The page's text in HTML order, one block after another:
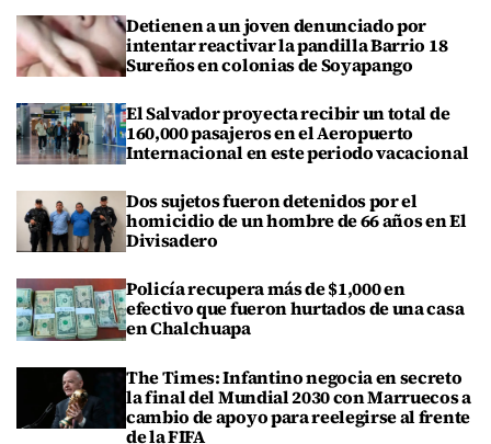
Detienen a un joven denunciado por
intentar reactivar la pandilla Barrio 18
Sureños en colonias de Soyapango
El Salvador proyecta recibir un total de
160,000 pasajeros en el Aeropuerto
Internacional en este periodo vacacional
Dos sujetos fueron detenidos por el
homicidio de un hombre de 66 años en El
Divisadero
Policía recupera más de $1,000 en
efectivo que fueron hurtados de una casa
en Chalchuapa
The Times: Infantino negocia en secreto
la final del Mundial 2030 con Marruecos a
cambio de apoyo para reelegirse al frente
de la FIFA